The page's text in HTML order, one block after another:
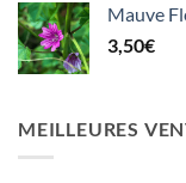
Mauve
3,50€
MEILLEURES